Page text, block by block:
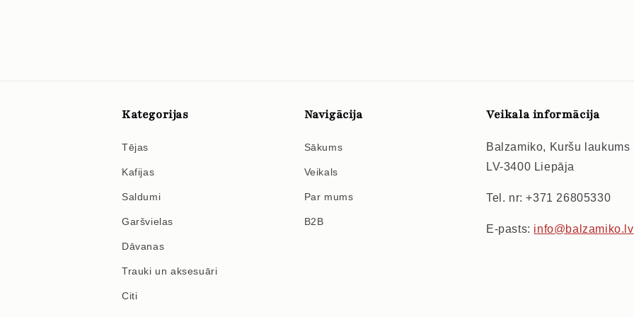
Kategorijas
Tējas
Kafijas
Saldumi
Garšvielas
Dāvanas
Trauki un aksesuāri
Citi
Navigācija
Sākums
Veikals
Par mums
B2B
Veikala informācija
Balzamiko, Kuršu laukums
LV-3400 Liepāja
Tel. nr: +371 26805330
E-pasts: info@balzamiko.lv